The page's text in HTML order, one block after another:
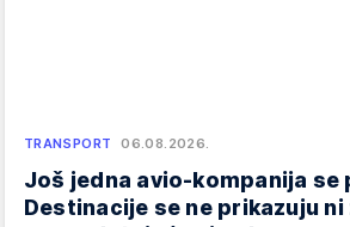
TRANSPORT 06.08.2026.
Još jedna avio-kompanija se
Destinacije se ne prikazuju ni